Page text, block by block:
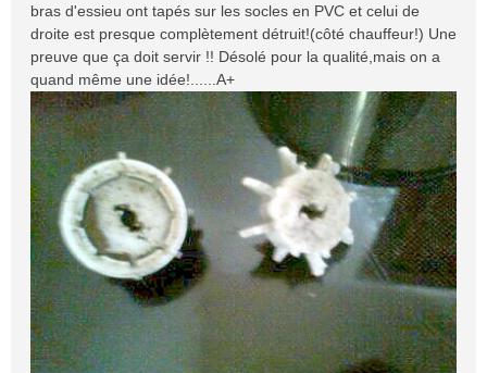
bras d'essieu ont tapés sur les socles en PVC et celui de
droite est presque complètement détruit!(côté chauffeur!) Une
preuve que ça doit servir !! Désolé pour la qualité,mais on a
quand même une idée!......A+